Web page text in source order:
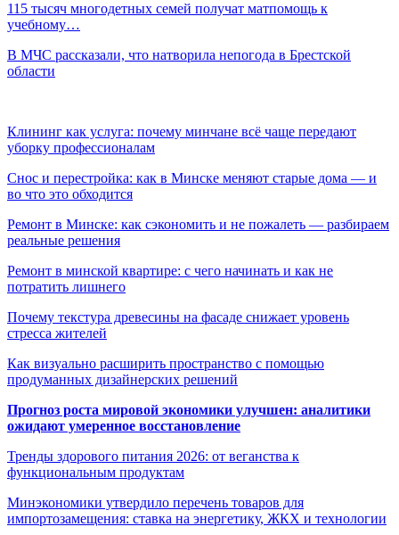
115 тысяч многодетных семей получат матпомощь к
учебному…
В МЧС рассказали, что натворила непогода в Брестской
области
Клининг как услуга: почему минчане всё чаще передают
уборку профессионалам
Снос и перестройка: как в Минске меняют старые дома — и
во что это обходится
Ремонт в Минске: как сэкономить и не пожалеть — разбираем
реальные решения
Ремонт в минской квартире: с чего начинать и как не
потратить лишнего
Почему текстура древесины на фасаде снижает уровень
стресса жителей
Как визуально расширить пространство с помощью
продуманных дизайнерских решений
Прогноз роста мировой экономики улучшен: аналитики
ожидают умеренное восстановление
Тренды здорового питания 2026: от веганства к
функциональным продуктам
Минэкономики утвердило перечень товаров для
импортозамещения: ставка на энергетику, ЖКХ и технологии